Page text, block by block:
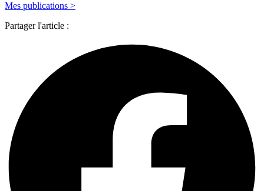
Mes publications >
Partager l'article :